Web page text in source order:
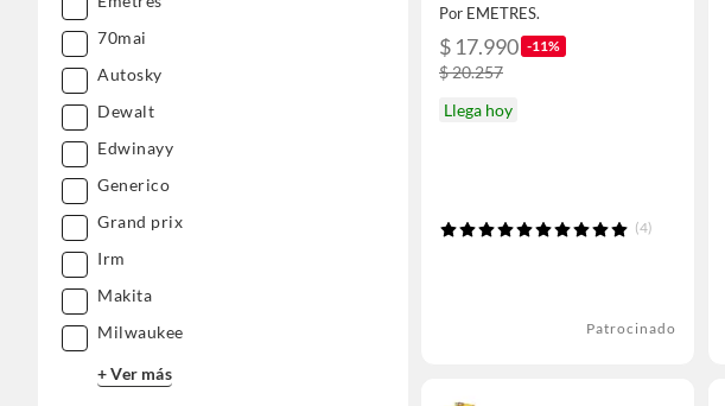
70mai
Autosky
Dewalt
Edwinayy
Generico
Grand prix
Irm
Makita
Milwaukee
+ Ver más
Por EMETRES.
$ 17.990 -11%
$ 20.257
Llega hoy
(4)
Patrocinado